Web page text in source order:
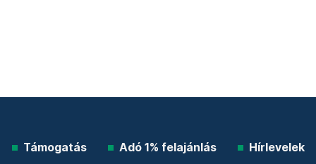
Támogatás Adó 1% felajánlás Hírlevelek